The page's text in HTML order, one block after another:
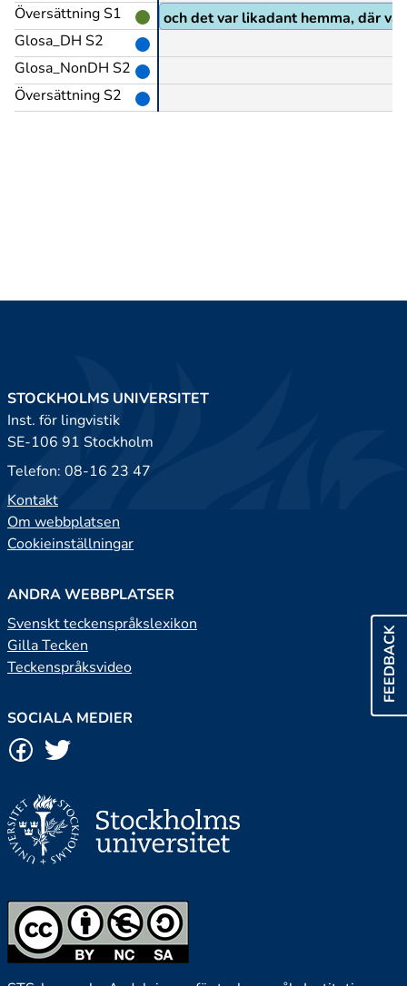
Översättning S1
Glosa_DH S2
Glosa_NonDH S2
Översättning S2
och det var likadant hemma, där
FEEDBACK
STOCKHOLMS UNIVERSITET
Inst. för lingvistik
SE-106 91 Stockholm
Telefon: 08-16 23 47
Kontakt
Om webbplatsen
Cookieinställningar
ANDRA WEBBPLATSER
Svenskt teckenspråkslexikon
Gilla Tecken
Teckenspråksvideo
SOCIALA MEDIER